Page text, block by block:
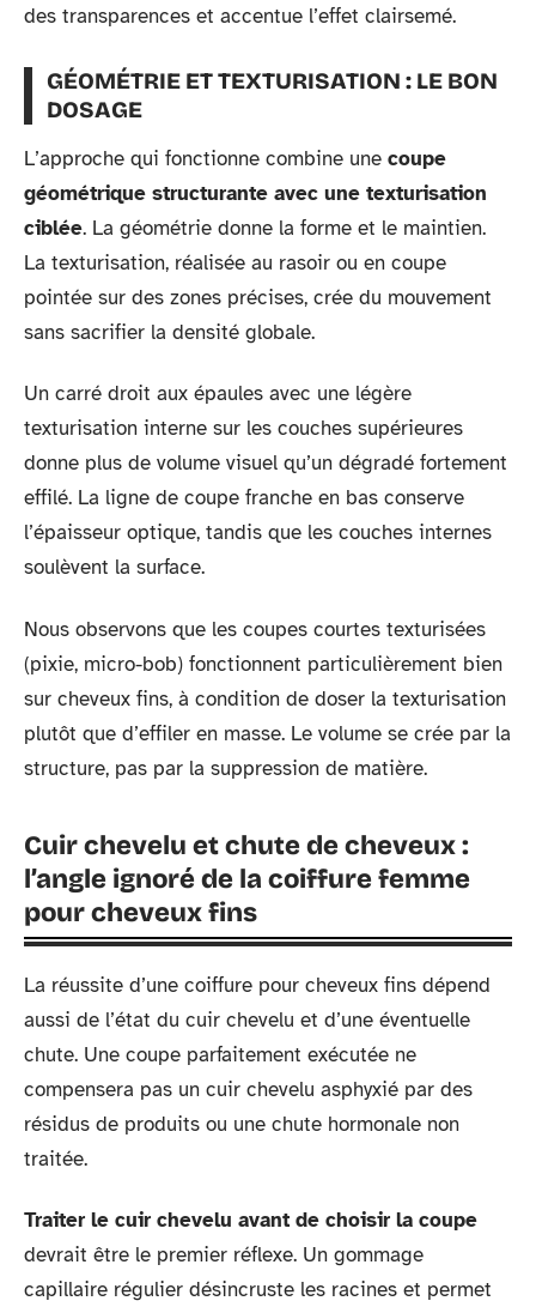
des transparences et accentue l’effet clairsemé.
GÉOMÉTRIE ET TEXTURISATION : LE BON
DOSAGE
L’approche qui fonctionne combine une coupe
géométrique structurante avec une texturisation
ciblée. La géométrie donne la forme et le maintien.
La texturisation, réalisée au rasoir ou en coupe
pointée sur des zones précises, crée du mouvement
sans sacrifier la densité globale.
Un carré droit aux épaules avec une légère
texturisation interne sur les couches supérieures
donne plus de volume visuel qu’un dégradé fortement
effilé. La ligne de coupe franche en bas conserve
l’épaisseur optique, tandis que les couches internes
soulèvent la surface.
Nous observons que les coupes courtes texturisées
(pixie, micro-bob) fonctionnent particulièrement bien
sur cheveux fins, à condition de doser la texturisation
plutôt que d’effiler en masse. Le volume se crée par la
structure, pas par la suppression de matière.
Cuir chevelu et chute de cheveux :
l’angle ignoré de la coiffure femme
pour cheveux fins
La réussite d’une coiffure pour cheveux fins dépend
aussi de l’état du cuir chevelu et d’une éventuelle
chute. Une coupe parfaitement exécutée ne
compensera pas un cuir chevelu asphyxié par des
résidus de produits ou une chute hormonale non
traitée.
Traiter le cuir chevelu avant de choisir la coupe
devrait être le premier réflexe. Un gommage
capillaire régulier désincruste les racines et permet